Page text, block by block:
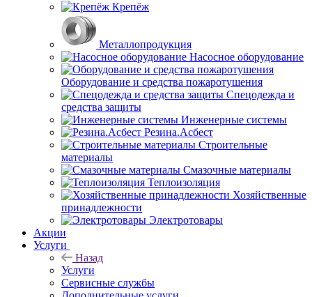
Крепёж
Металлопродукция
Насосное оборудование
Оборудование и средства пожаротушения
Спецодежда и
средства защиты
Инженерные системы
Резина.Асбест
Строительные
материалы
Смазочные материалы
Теплоизоляция
Хозяйственные
принадлежности
Электротовары
Акции
Услуги
Назад
Услуги
Сервисные службы